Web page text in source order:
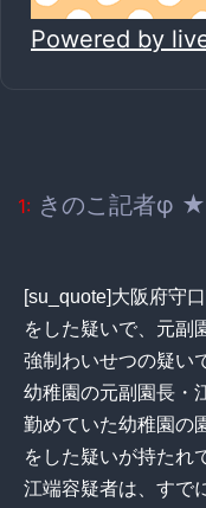
Powered by
1: きのこ記者φ ★
[su_quote]大阪府守
をした疑いで、元副
強制わいせつの疑い
幼稚園の元副園長・
勤めていた幼稚園の
をした疑いが持たれ
江端容疑者は、すで